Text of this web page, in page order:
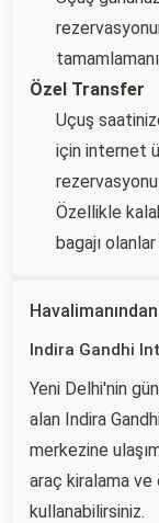
Özel Transfer
Uçuş
için internet
Özellikle
bagajı
Indira Gandhi
Yeni Delhi'nin
alan Indira
merkezine
araç kiralama
kullanabilirsiniz.